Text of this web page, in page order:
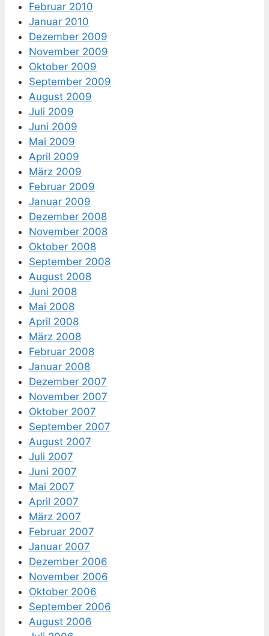
Februar 2010
Januar 2010
Dezember 2009
November 2009
Oktober 2009
September 2009
August 2009
Juli 2009
Juni 2009
Mai 2009
April 2009
März 2009
Februar 2009
Januar 2009
Dezember 2008
November 2008
Oktober 2008
September 2008
August 2008
Juni 2008
Mai 2008
April 2008
März 2008
Februar 2008
Januar 2008
Dezember 2007
November 2007
Oktober 2007
September 2007
August 2007
Juli 2007
Juni 2007
Mai 2007
April 2007
März 2007
Februar 2007
Januar 2007
Dezember 2006
November 2006
Oktober 2006
September 2006
August 2006